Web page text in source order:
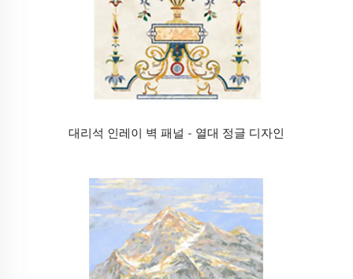
대리석 인레이 벽 패널 - 열대 정글 디자인